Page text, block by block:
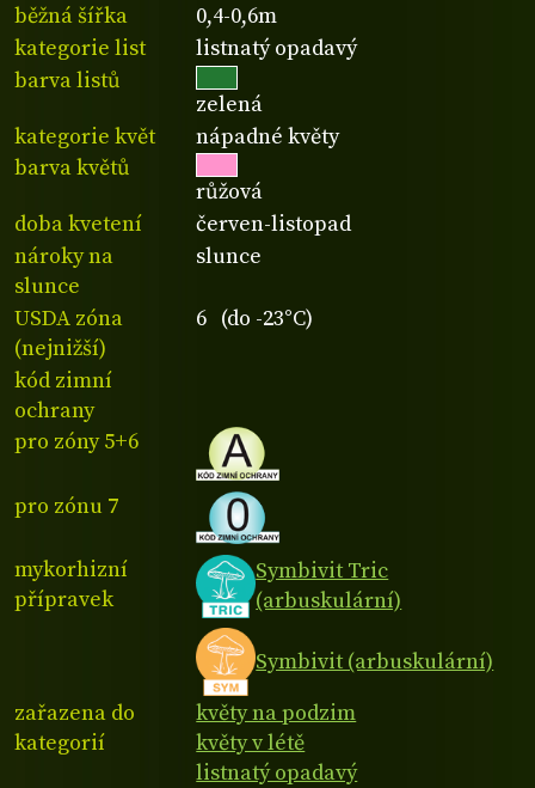
běžná šířka
0,4-0,6m
kategorie list
listnatý opadavý
barva listů
zelená
kategorie květ
nápadné květy
barva květů
růžová
doba kvetení
červen-listopad
nároky na
slunce
slunce
USDA zóna
(nejnižší)
6 (do -23°C)
kód zimní
ochrany
pro zóny 5+6
pro zónu 7
mykorhizní
přípravek
Symbivit Tric
(arbuskulární)
Symbivit (arbuskulární)
zařazena do
kategorií
květy na podzim
květy v létě
listnatý opadavý